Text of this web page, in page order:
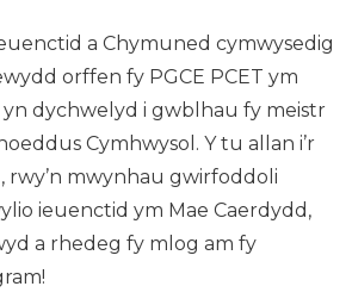
a Chymuned cymwysedig
orffen fy PGCE PCET ym
yn dychwelyd i gwblhau fy meistr
Cymhwysol. Y tu allan i’r
rwy’n mwynhau gwirfoddoli
ieuenctid ym Mae Caerdydd,
a rhedeg fy mlog am fy